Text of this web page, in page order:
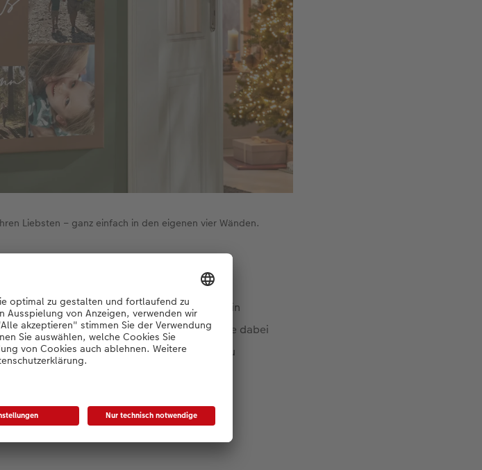
Liebsten – ganz einfach in den eigenen vier Wänden.
die Collage im Uhrzeigersinn thematisch in
pro Jahreszeit drei Motive aus. Mixen Sie dabei
Fotos aus der Natur, um für Abwechslung zu